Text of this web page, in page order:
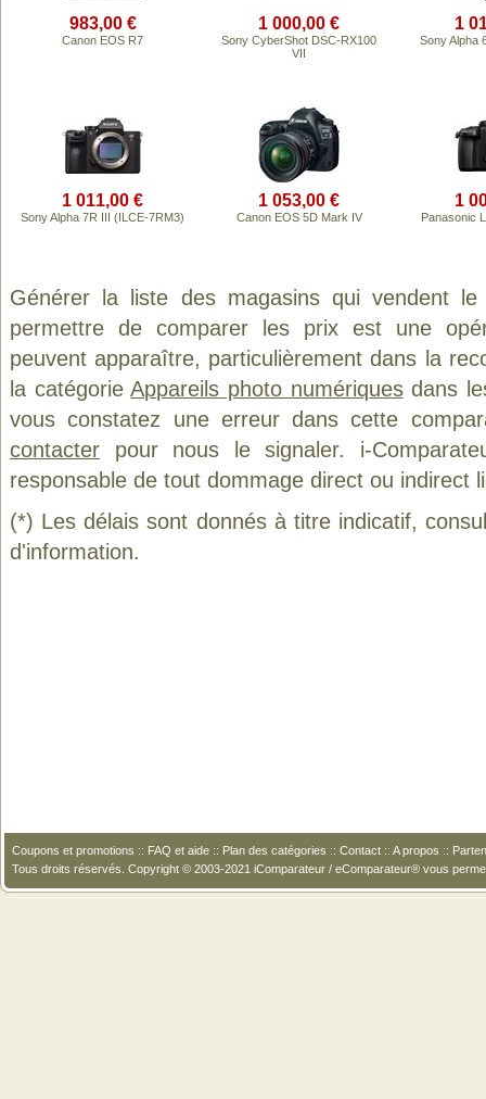
983,00 €
Canon EOS R7
1 000,00 €
Sony CyberShot DSC-RX100
VII
1
Sony Alpha
1 011,00 €
Sony Alpha 7R III (ILCE-7RM3)
1 053,00 €
Canon EOS 5D Mark IV
1
Panasonic
Générer la liste des magasins qui vendent
permettre de comparer les prix est une
peuvent apparaître, particulièrement dans la
la catégorieAppareils photo numériquesdans
vous constatez une erreur dans cette
contacter pour nous le signaler. i-
responsable de tout dommage direct ou indirect
(*) Les délais sont donnés à titre indicatif,
d'information.
Coupons et promotions :: FAQ et aide :: Plan des catégories :: Contact :: A propos ::
Tous droits réservés. Copyright © 2003-2021 iComparateur / eComparateur® vous